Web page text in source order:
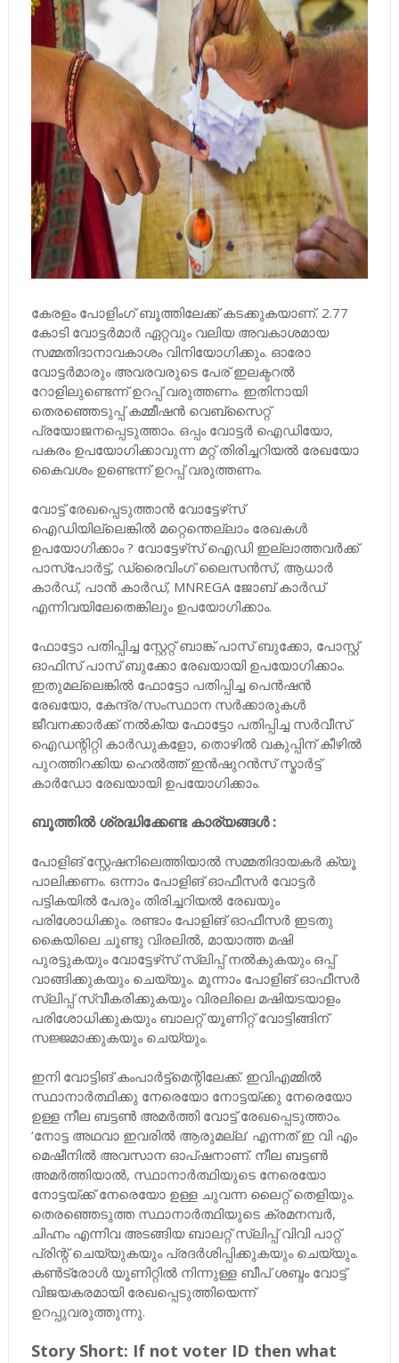
കേരളം പോളിംഗ് ബൂത്തിലേക്ക് കടക്കുകയാണ്. 2.77
കോടി വോട്ടർമാർ ഏറ്റവും വലിയ അവകാശമായ
സമ്മതിദാനാവകാശം വിനിയോഗിക്കും. ഓരോ
വോട്ടർമാരും അവരവരുടെ പേര് ഇലക്ടറൽ
റോളിലുണ്ടെന്ന് ഉറപ്പ് വരുത്തണം. ഇതിനായി
തെരഞ്ഞെടുപ്പ് കമ്മീഷൻ വെബ്‌സൈറ്റ്
പ്രയോജനപ്പെടുത്താം. ഒപ്പം വോട്ടർ ഐഡിയോ,
പകരം ഉപയോഗിക്കാവുന്ന മറ്റ് തിരിച്ചറിയൽ രേഖയോ
കൈവശം ഉണ്ടെന്ന് ഉറപ്പ് വരുത്തണം.
വോട്ട് രേഖപ്പെടുത്താൻ വോട്ടേഴ്‌സ്
ഐഡിയില്ലെങ്കിൽ മറ്റെന്തെല്ലാം രേഖകൾ
ഉപയോഗിക്കാം ? വോട്ടേഴ്‌സ് ഐഡി ഇല്ലാത്തവർക്ക്
പാസ്‌പോർട്ട്, ഡ്രൈവിംഗ് ലൈസൻസ്, ആധാർ
കാർഡ്, പാൻ കാർഡ്, MNREGA ജോബ് കാർഡ്
എന്നിവയിലേതെങ്കിലും ഉപയോഗിക്കാം.
ഫോട്ടോ പതിപ്പിച്ച സ്റ്റേറ്റ് ബാങ്ക് പാസ് ബുക്കോ, പോസ്റ്റ്
ഓഫിസ് പാസ് ബുക്കോ രേഖയായി ഉപയോഗിക്കാം.
ഇതുമല്ലെങ്കിൽ ഫോട്ടോ പതിപ്പിച്ച പെൻഷൻ
രേഖയോ, കേന്ദ്ര/സംസ്ഥാന സർക്കാരുകൾ
ജീവനക്കാർക്ക് നൽകിയ ഫോട്ടോ പതിപ്പിച്ച സർവീസ്
ഐഡന്റിറ്റി കാർഡുകളോ, തൊഴിൽ വകുപ്പിന് കീഴിൽ
പുറത്തിറക്കിയ ഹെൽത്ത് ഇൻഷുറൻസ് സ്മാർട്ട്
കാർഡോ രേഖയായി ഉപയോഗിക്കാം.
ബൂത്തിൽ ശ്രദ്ധിക്കേണ്ട കാര്യങ്ങൾ :
പോളിങ് സ്റ്റേഷനിലെത്തിയാൽ സമ്മതിദായകർ ക്യൂ
പാലിക്കണം. ഒന്നാം പോളിങ് ഓഫീസർ വോട്ടർ
പട്ടികയിൽ പേരും തിരിച്ചറിയൽ രേഖയും
പരിശോധിക്കും. രണ്ടാം പോളിങ് ഓഫീസർ ഇടതു
കൈയിലെ ചൂണ്ടു വിരലിൽ, മായാത്ത മഷി
പുരട്ടുകയും വോട്ടേഴ്‌സ് സ്ലിപ്പ് നൽകുകയും ഒപ്പ്
വാങ്ങിക്കുകയും ചെയ്യും. മൂന്നാം പോളിങ് ഓഫീസർ
സ്ലിപ്പ് സ്വീകരിക്കുകയും വിരലിലെ മഷിയടയാളം
പരിശോധിക്കുകയും ബാലറ്റ് യൂണിറ്റ് വോട്ടിങ്ങിന്
സജ്ജമാക്കുകയും ചെയ്യും.
ഇനി വോട്ടിങ് കംപാർട്ട്‌മെന്റിലേക്ക്. ഇവിഎമ്മിൽ
സ്ഥാനാർത്ഥിക്കു നേരെയോ നോട്ടയ്ക്കു നേരെയോ
ഉള്ള നീല ബട്ടൺ അമർത്തി വോട്ട് രേഖപ്പെടുത്താം.
‘നോട്ട അഥവാ ഇവരിൽ ആരുമല്ല’ എന്നത് ഇ വി എം
മെഷീനിൽ അവസാന ഓപ്ഷനാണ്. നീല ബട്ടൺ
അമർത്തിയാൽ, സ്ഥാനാർത്ഥിയുടെ നേരെയോ
നോട്ടയ്ക്ക് നേരെയോ ഉള്ള ചുവന്ന ലൈറ്റ് തെളിയും.
തെരഞ്ഞെടുത്ത സ്ഥാനാർത്ഥിയുടെ ക്രമനമ്പർ,
ചിഹ്നം എന്നിവ അടങ്ങിയ ബാലറ്റ് സ്ലിപ്പ് വിവി പാറ്റ്
പ്രിന്റ് ചെയ്യുകയും പ്രദർശിപ്പിക്കുകയും ചെയ്യും.
കൺട്രോൾ യൂണിറ്റിൽ നിന്നുള്ള ബീപ് ശബ്ദം വോട്ട്
വിജയകരമായി രേഖപ്പെടുത്തിയെന്ന്
ഉറപ്പുവരുത്തുന്നു.
Story Short: If not voter ID then what